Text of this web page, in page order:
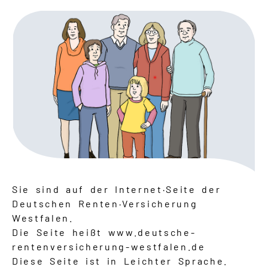
Sie sind auf der Internet·Seite der
Deutschen Renten·Versicherung
Westfalen.
Die Seite heißt www.deutsche-
rentenversicherung-westfalen.de
Diese Seite ist in Leichter Sprache.